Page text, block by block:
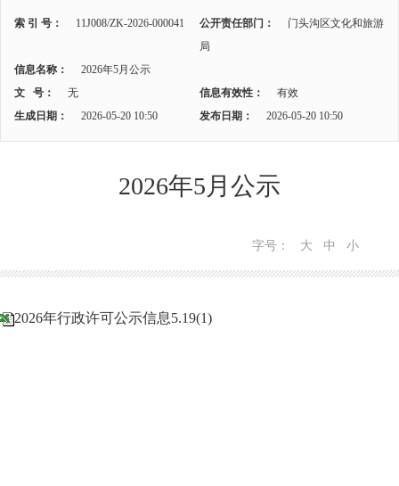
索 引 号： 11J008/ZK-2026-000041 公开责任部门：
门头沟区文化和旅游
局
信息名称：
2026年5月公示
文 号：
无 信息有效性：
有效
生成日期：
2026-05-20 10:50 发布日期： 2026-05-20 10:50
2026年5月公示
字号： 大 中 小
2026年行政许可公示信息5.19(1)